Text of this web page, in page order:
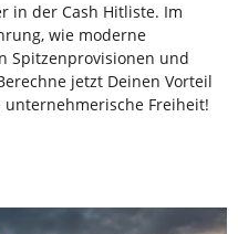
in der Cash Hitliste. Im
wie moderne
Spitzenprovisionen und
jetzt Deinen Vorteil
Freiheit!